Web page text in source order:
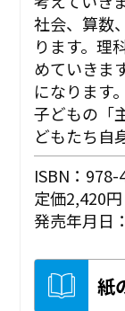
社会、算数
ります。理
めていきま
になります
子どもの「
どもたち自
ISBN：
定価2,420
発売年月日
紙